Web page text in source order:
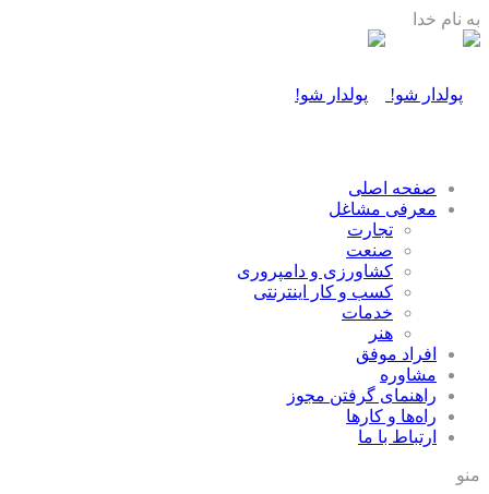
به نام خدا
صفحه اصلی
معرفی مشاغل
تجارت
صنعت
كشاورزی و دامپروری
كسب و كار اينترنتی
خدمات
هنر
افراد موفق
مشاوره
راهنمای گرفتن مجوز
راه‌ها و كارها
ارتباط با ما
منو